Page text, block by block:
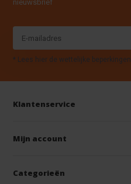
nieuwsbrief
* Lees hier de wettelijke beperkingen
Klantenservice
Mijn account
Categorieën